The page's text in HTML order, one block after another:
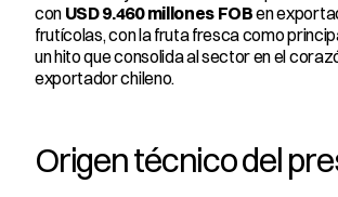
con USD 9.460 millones FOB en
frutícolas, con la fruta fresca como
un hito que consolida al sector en el
exportador chileno.
Origen técnico del